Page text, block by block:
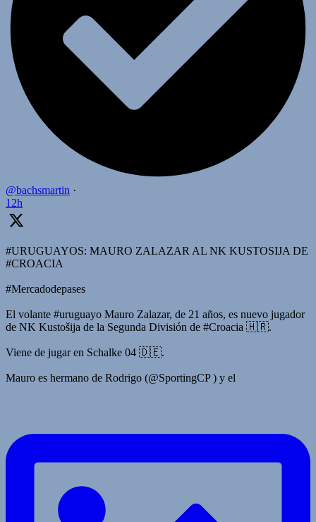
@bachsmartin ·
12h
#URUGUAYOS: MAURO ZALAZAR AL NK KUSTOSIJA DE
#CROACIA
#Mercadodepases
El volante #uruguayo Mauro Zalazar, de 21 años, es nuevo jugador
de NK Kustošija de la Segunda División de #Croacia 🇭🇷.
Viene de jugar en Schalke 04 🇩🇪.
Mauro es hermano de Rodrigo (@SportingCP ) y el